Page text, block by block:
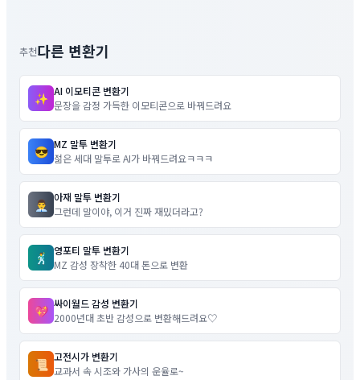
추천다른 변환기
✨ AI 이모티콘 변환기
문장을 감정 가득한 이모티콘으로 바꿔드려요
😎 MZ 말투 변환기
젊은 세대 말투로 AI가 바꿔드려요ㅋㅋㅋ
👨‍💼 아재 말투 변환기
그런데 말이야, 이거 진짜 재밌더라고?
🕺
영포티 말투 변환기
MZ 감성 장착한 40대 톤으로 변환
💖 싸이월드 감성 변환기
2000년대 초반 감성으로 변환해드려요♡
📜 고전시가 변환기
교과서 속 시조와 가사의 운율로~